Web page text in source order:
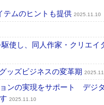
テムのヒントも提供 2025.11.10
使し、同人作家・クリエイ
ッズビジネスの変革期
ンの実現をサポート デジ
2025.11.10